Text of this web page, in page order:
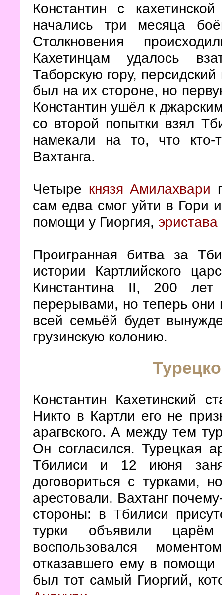
Константин с
начались три месяца
Столкновения
Кахетинцам удалось
Таборскую гору,
был на их стороне, но
Константин ушёл к
со второй попытки взял
намекали на то, что
Вахтанга.
Четыре князя Амилахвари
сам едва смог уйти в Гори
помощи у Гиоргия, эристава
Проигранная битва за
истории Картлийского
Кинстантина II, 200
перерывами, но теперь они
всей семьёй будет
грузинскую колонию.
Константин Кахетинский
Никто в Картли его не
арагвского. А между тем
Он согласился. Турецкая
Тбилиси и 12 июня
договориться с турками,
арестовали. Вахтанг
стороны: в Тбилиси
турки объявили
воспользовался
отказавшего ему в
был тот самый Гиоргий,